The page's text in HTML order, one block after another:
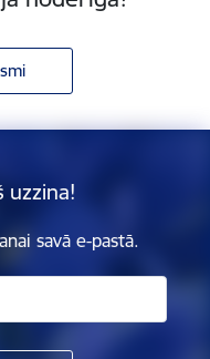
uzzina!
savā e-pastā.